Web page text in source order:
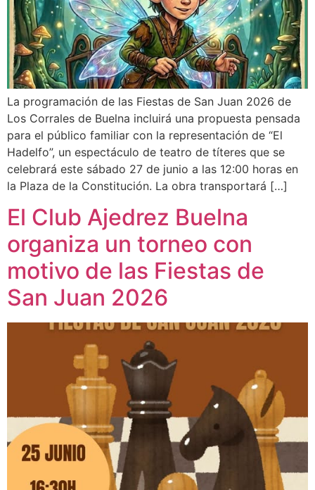
La programación de las Fiestas de San Juan 2026 de
Los Corrales de Buelna incluirá una propuesta pensada
para el público familiar con la representación de “El
Hadelfo”, un espectáculo de teatro de títeres que se
celebrará este sábado 27 de junio a las 12:00 horas en
la Plaza de la Constitución. La obra transportará […]
El Club Ajedrez Buelna
organiza un torneo con
motivo de las Fiestas de
San Juan 2026